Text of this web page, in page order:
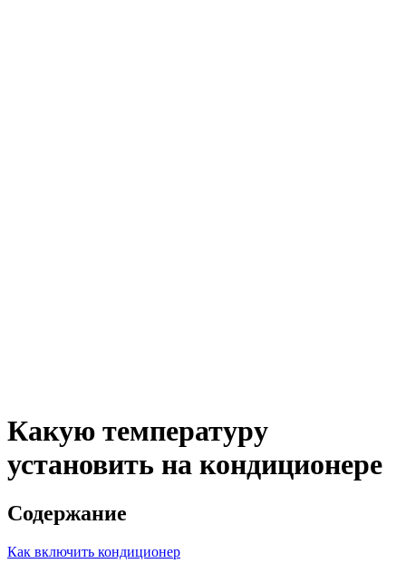
Какую температуру
установить на кондиционере
Содержание
Как включить кондиционер